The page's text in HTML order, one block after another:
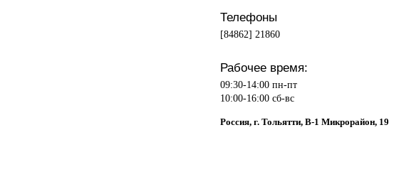
Телефоны
[84862] 21860
Рабочее время:
09:30-14:00 пн-пт
10:00-16:00 сб-вс
Россия, г. Тольятти, В-1 Микрорайон, 19